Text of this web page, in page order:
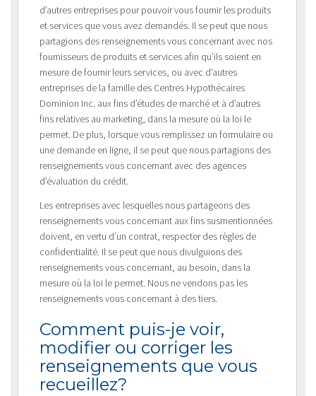
d’autres entreprises pour pouvoir vous fournir les produits
et services que vous avez demandés. Il se peut que nous
partagions des renseignements vous concernant avec nos
fournisseurs de produits et services afin qu’ils soient en
mesure de fournir leurs services, ou avec d’autres
entreprises de la famille des Centres Hypothécaires
Dominion Inc. aux fins d’études de marché et à d’autres
fins relatives au marketing, dans la mesure où la loi le
permet. De plus, lorsque vous remplissez un formulaire ou
une demande en ligne, il se peut que nous partagions des
renseignements vous concernant avec des agences
d’évaluation du crédit.
Les entreprises avec lesquelles nous partageons des
renseignements vous concernant aux fins susmentionnées
doivent, en vertu d’un contrat, respecter des règles de
confidentialité. Il se peut que nous divulguions des
renseignements vous concernant, au besoin, dans la
mesure où la loi le permet. Nous ne vendons pas les
renseignements vous concernant à des tiers.
Comment puis-je voir,
modifier ou corriger les
renseignements que vous
recueillez?